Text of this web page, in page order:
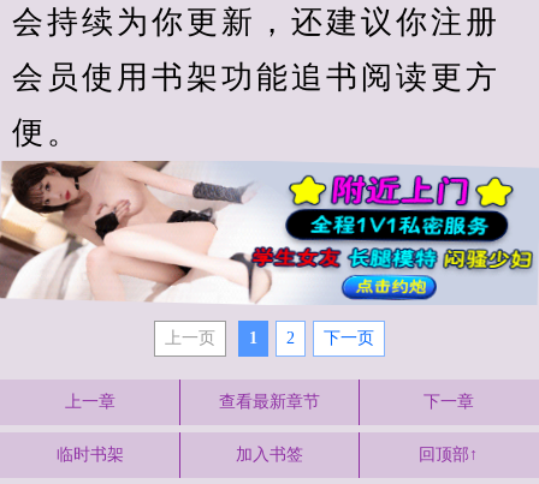
会持续为你更新，还建议你注册
会员使用书架功能追书阅读更方
便。
上一页 1 2 下一页
上一章 查看最新章节 下一章
临时书架 加入书签 回顶部↑